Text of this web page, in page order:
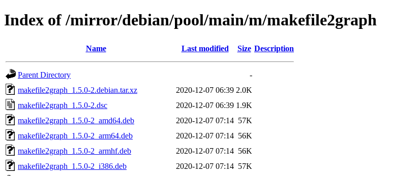
Index of /mirror/debian/pool/main/m/makefile2graph
Name Last modified Size Description
Parent Directory
-
makefile2graph_1.5.0-2.debian.tar.xz
2020-12-07 06:39 2.0K
makefile2graph_1.5.0-2.dsc
2020-12-07 06:39 1.9K
makefile2graph_1.5.0-2_amd64.deb
2020-12-07 07:14 57K
makefile2graph_1.5.0-2_arm64.deb
2020-12-07 07:14 56K
makefile2graph_1.5.0-2_armhf.deb
2020-12-07 07:14 56K
makefile2graph_1.5.0-2_i386.deb
2020-12-07 07:14 57K